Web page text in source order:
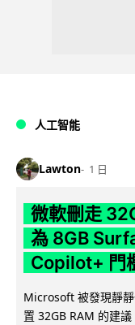
人工智能
Lawton 1 日
微軟刪走
為 8GB
Copilot+ 門
Microsoft 被發現靜
置 32GB RAM 的建